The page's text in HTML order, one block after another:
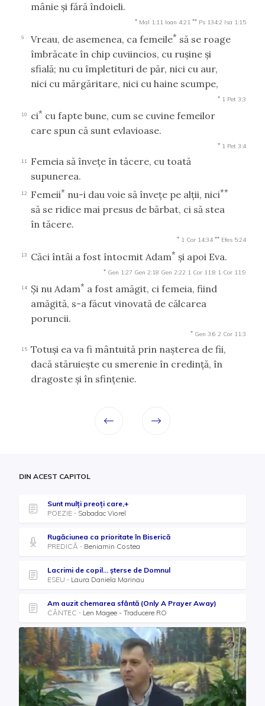
mânie şi fără îndoieli.
* Mal 1:11 Ioan 4:21 ** Ps 134:2 Isa 1:15
9 Vreau, de asemenea, ca femeile* să se roage
îmbrăcate în chip cuviincios, cu ruşine şi
sfială; nu cu împletituri de păr, nici cu aur,
nici cu mărgăritare, nici cu haine scumpe,
* 1 Pet 3:3
10 ci* cu fapte bune, cum se cuvine femeilor
care spun că sunt evlavioase.
* 1 Pet 3:4
11
Femeia să înveţe în tăcere, cu toată
supunerea.
12 Femeii* nu-i dau voie să înveţe pe alţii, nici**
să se ridice mai presus de bărbat, ci să stea
în tăcere.
* 1 Cor 14:34 ** Efes 5:24
13 Căci întâi a fost întocmit Adam* şi apoi Eva.
* Gen 1:27 Gen 2:18 Gen 2:22 1 Cor 11:8 1 Cor 11:9
14 Şi nu Adam* a fost amăgit, ci femeia, fiind
amăgită, s-a făcut vinovată de călcarea
poruncii.
* Gen 3:6 2 Cor 11:3
15 Totuşi ea va fi mântuită prin naşterea de fii,
dacă stăruieşte cu smerenie în credinţă, în
dragoste şi în sfinţenie.
DIN ACEST CAPITOL
Sunt mulți preoți care,+
POEZIE
Sabadac Viorel
Rugăciunea ca prioritate în Biserică
PREDICĂ
Beniamin Costea
Lacrimi de copil... șterse de Domnul
ESEU
Laura Daniela Marinau
Am auzit chemarea sfântă (Only A Prayer Away)
CÂNTEC
Len Magee - Traducere RO